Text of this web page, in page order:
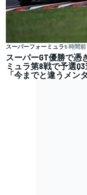
スーパーフォーミュラ5 時間前
スーパーGT優勝で
ミュラ第8戦で予選
「今までと違うメン